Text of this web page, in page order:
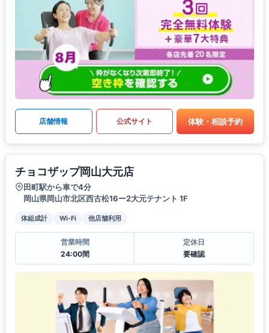
店舗情報 公式サイト 体験・相談予約
チョコザップ岡山大元店
田町駅から車で4分
岡山県岡山市北区西古松16ー2大元テナント 1F
体組成計 Wi-Fi 他店舗利用
営業時間
24:00間
定休日
要確認